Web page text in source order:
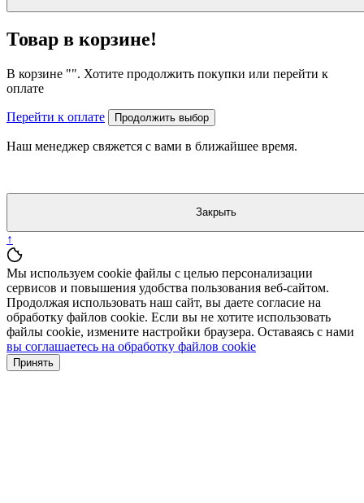
Товар в корзине!
В корзине "". Хотите продолжить покупки или перейти к
оплате
Перейти к оплате Продолжить выбор
Наш менеджер свяжется с вами в ближайшее время.
Закрыть
↑
Мы используем cookie файлы с целью персонализации
сервисов и повышения удобства пользования веб-сайтом.
Продолжая использовать наш сайт, вы даете согласие на
обработку файлов cookie. Если вы не хотите использовать
файлы cookie, измените настройки браузера. Оставаясь с нами
вы соглашаетесь на обработку файлов cookie
Принять